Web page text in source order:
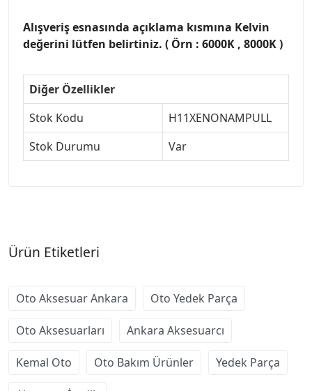
Alışveriş esnasında açıklama kısmına Kelvin
değerini lütfen belirtiniz. ( Örn : 6000K , 8000K )
Diğer Özellikler
Stok Kodu
H11XENONAMPULL
Stok Durumu
Var
Ürün Etiketleri
Oto Aksesuar Ankara Oto Yedek Parça
Oto Aksesuarları Ankara Aksesuarcı
Kemal Oto Oto Bakım Ürünler Yedek Parça